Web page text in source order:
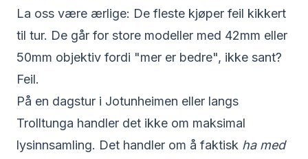
La oss være ærlige: De fleste kjøper feil kikkert
til tur. De går for store modeller med 42mm eller
50mm objektiv fordi "mer er bedre", ikke sant?
Feil.
På en dagstur i Jotunheimen eller langs
Trolltunga handler det ikke om maksimal
lysinnsamling. Det handler om å faktisk ha med